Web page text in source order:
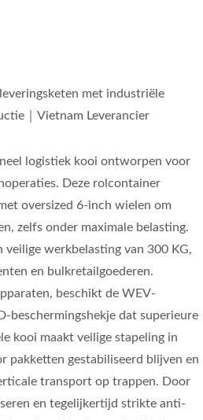
met industriële
｜Vietnam Leverancier
logistiek kooi ontworpen voor
Deze rolcontainer
oversized 6-inch wielen om
zelfs onder maximale belasting.
werkbelasting van 300 KG,
en bulkretailgoederen.
beschikt de WEV-
beschermingshekje dat superieure
kooi maakt veilige stapeling in
pakketten gestabiliseerd blijven en
transport op trappen. Door
en tegelijkertijd strikte anti-